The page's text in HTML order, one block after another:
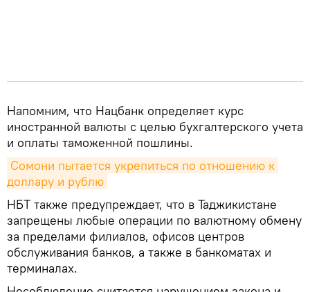
Напомним, что Нацбанк определяет курс
иностранной валюты с целью бухгалтерского учета
и оплаты таможенной пошлины.
Сомони пытается укрепиться по отношению к
доллару и рублю
НБТ также предупреждает, что в Таджикистане
запрещены любые операции по валютному обмену
за пределами филиалов, офисов центров
обслуживания банков, а также в банкоматах и
терминалах.